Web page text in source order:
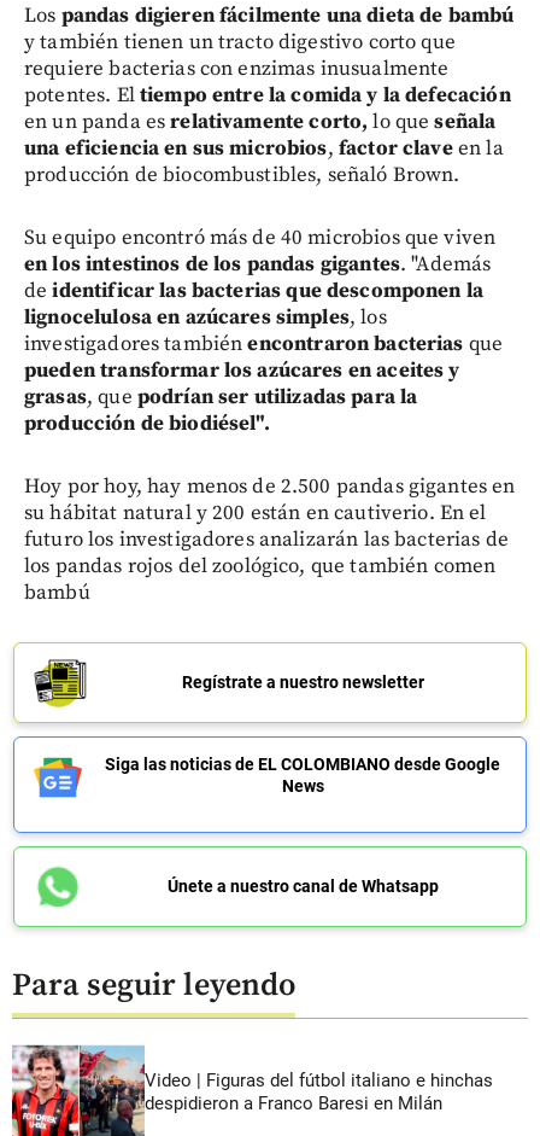
Los pandas digieren fácilmente una dieta de bambú
y también tienen un tracto digestivo corto que
requiere bacterias con enzimas inusualmente
potentes. Eltiempo entre la comida y la defecación
en un panda esrelativamente corto, lo que señala
una eficiencia en sus microbios, factor claveen la
producción de biocombustibles, señaló Brown.
Su equipo encontró más de 40 microbios que viven
en los intestinos de los pandas gigantes. "Además
deidentificar las bacterias que descomponen la
lignocelulosa en azúcares simples, los
investigadores tambiénencontraron bacterias que
pueden transformar los azúcares en aceites y
grasas, que podrían ser utilizadas para la
producción de biodiésel".
Hoy por hoy, hay menos de 2.500 pandas gigantes en
su hábitat natural y 200 están en cautiverio. En el
futuro los investigadores analizarán las bacterias de
los pandas rojos del zoológico, que también comen
bambú
Regístrate a nuestro newsletter
Siga las noticias de EL COLOMBIANO desde Google
News
Únete a nuestro canal de Whatsapp
Para seguir leyendo
Video | Figuras del fútbol italiano e hinchas
despidieron a Franco Baresi en Milán